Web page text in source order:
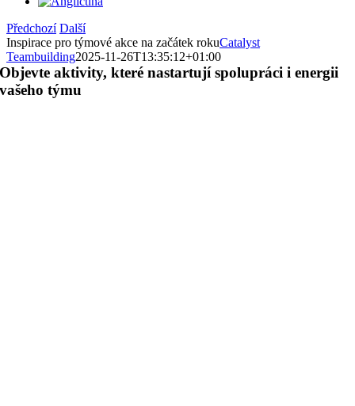
Předchozí Další
Inspirace pro týmové akce na začátek rokuCatalyst
Teambuilding2025-11-26T13:35:12+01:00
Objevte aktivity, které nastartují spolupráci i energii
vašeho týmu